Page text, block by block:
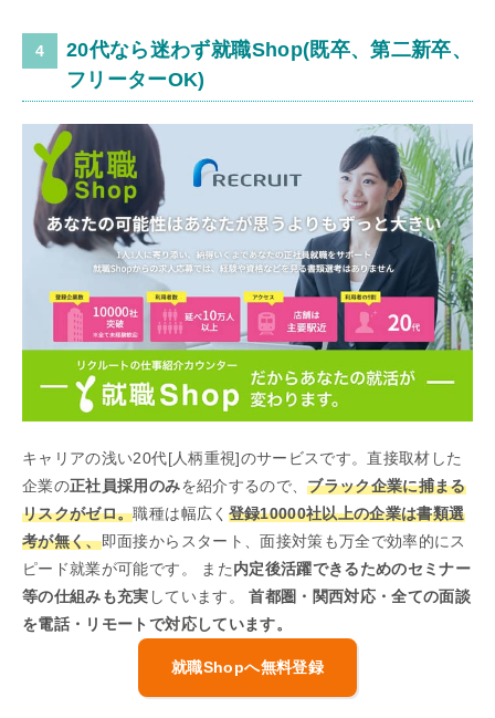
20代なら迷わず就職Shop(既卒、第二新卒、
フリーターOK)
キャリアの浅い20代[人柄重視]のサービスです。直接取材した
企業の正社員採用のみを紹介するので、ブラック企業に捕まる
リスクがゼロ。職種は幅広く 登録10000社以上の企業は書類選
考が無く、即面接からスタート、面接対策も万全で効率的にス
ピード就業が可能です。 また内定後活躍できるためのセミナー
等の仕組みも充実 しています。首都圏・関西対応・全ての面談
を電話・リモートで対応しています。
就職Shopへ無料登録